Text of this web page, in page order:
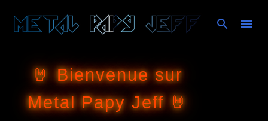
Accéder au contenu principal
🤘 Bienvenue sur
Metal Papy Jeff 🤘